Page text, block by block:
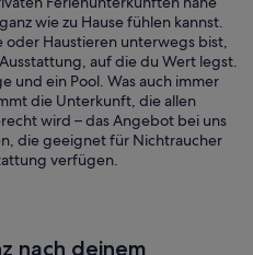
wie zu Hause fühlen kannst.
oder Haustieren unterwegs bist,
auf die du Wert legst.
und ein Pool. Was auch immer
die Unterkunft, die allen
wird – das Angebot bei uns
die geeignet für Nichtraucher
verfügen.
nach deinem